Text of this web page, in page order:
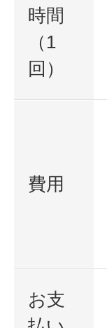
時間
（1
回）
費用
お支